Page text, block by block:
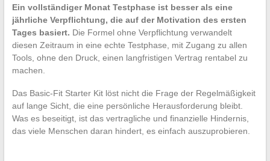
Ein vollständiger Monat Testphase ist besser als eine
jährliche Verpflichtung, die auf der Motivation des ersten
Tages basiert. Die Formel ohne Verpflichtung verwandelt
diesen Zeitraum in eine echte Testphase, mit Zugang zu allen
Tools, ohne den Druck, einen langfristigen Vertrag rentabel zu
machen.
Das Basic-Fit Starter Kit löst nicht die Frage der Regelmäßigkeit
auf lange Sicht, die eine persönliche Herausforderung bleibt.
Was es beseitigt, ist das vertragliche und finanzielle Hindernis,
das viele Menschen daran hindert, es einfach auszuprobieren.